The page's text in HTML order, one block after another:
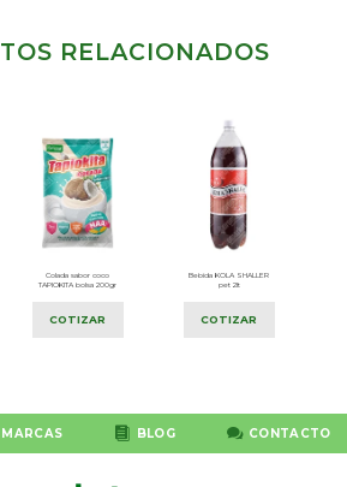
RELACIONADOS
Colada sabor coco
TAPIOKITA bolsa 200gr
COTIZAR
Bebida KOLA SHALLER
pet 2lt
COTIZAR
MARCAS  BLOG  CONTACTO